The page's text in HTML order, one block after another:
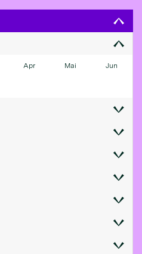
Apr Mai Jun